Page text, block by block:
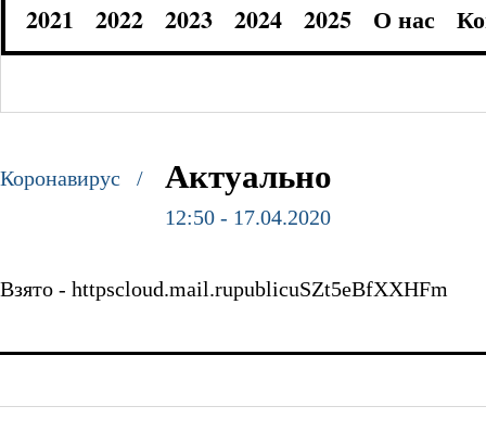
2021
2022 2023 2024 2025 О нас
Коронавирус / Актуально
12:50 - 17.04.2020
Взято - httpscloud.mail.rupublicuSZt5eBfXXHFm